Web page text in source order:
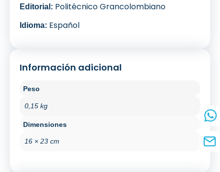
Editorial: Politécnico Grancolombiano
Idioma: Español
Información adicional
Peso
0,15 kg
Dimensiones
16 × 23 cm